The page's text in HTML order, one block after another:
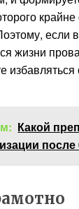
если
жизни
Какой
после